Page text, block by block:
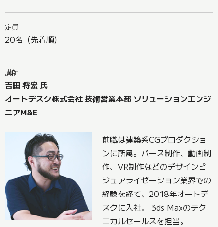
定員
20名（先着順）
講師
吉田 将宏 氏
オートデスク株式会社 技術営業本部 ソリューションエンジ
ニアM&E
前職は建築系CGプロダクショ
ンに所属。パース制作、動画制
作、VR制作などのデザインビ
ジュアライゼーション業界での
経験を経て、2018年オートデ
スクに入社。 3ds Maxのテク
ニカルセールスを担当。